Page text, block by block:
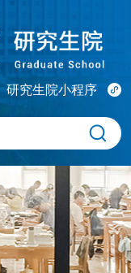
研究生院小程序